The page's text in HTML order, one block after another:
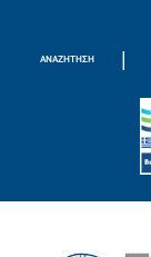
ΑΝΑΖΗΤΗΣΗ |